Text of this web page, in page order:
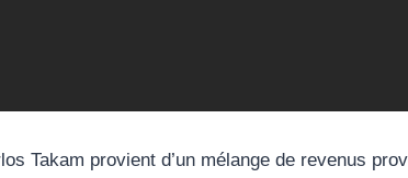
Takam provient d’un mélange de revenus